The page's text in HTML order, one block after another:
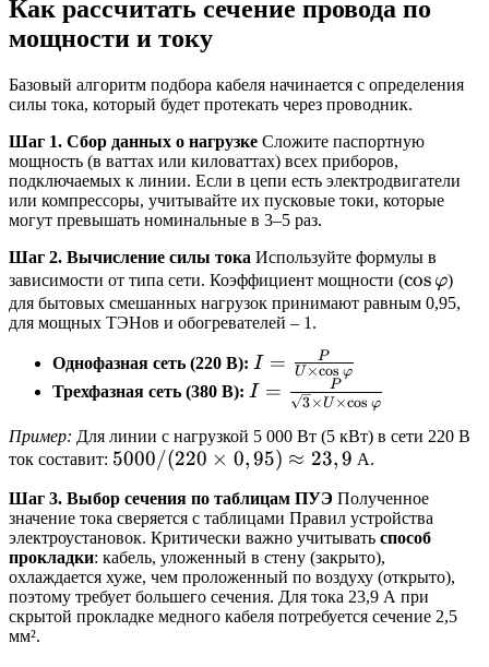
Как рассчитать сечение провода по
мощности и току
Базовый алгоритм подбора кабеля начинается с определения
силы тока, который будет протекать через проводник.
Шаг 1. Сбор данных о нагрузке Сложите паспортную
мощность (в ваттах или киловаттах) всех приборов,
подключаемых к линии. Если в цепи есть электродвигатели
или компрессоры, учитывайте их пусковые токи, которые
могут превышать номинальные в 3–5 раз.
Шаг 2. Вычисление силы тока Используйте формулы в
зависимости от типа сети. Коэффициент мощности (\cos
\varphi
cos φ)
для бытовых смешанных нагрузок принимают равным 0,95,
для мощных ТЭНов и обогревателей – 1.
Однофазная сеть (220 В): I =
\frac{P}
\times
\cos
\varphi}
I = U ×cos φ
P
Трехфазная сеть (380 В): I =
\frac{P}
{\sqrt{3}
\times U
\times
\cos
\varphi}
I = 3×U ×cos φ
P
Пример: Для линии с нагрузкой 5 000 Вт (5 кВт) в сети 220 В
ток составит: 5000 /
\times
0,95)
\approx
23,9
5000/(220 × 0,95) ≈ 23,9 А.
Шаг 3. Выбор сечения по таблицам ПУЭ Полученное
значение тока сверяется с таблицами Правил устройства
электроустановок. Критически важно учитывать способ
прокладки: кабель, уложенный в стену (закрыто),
охлаждается хуже, чем проложенный по воздуху (открыто),
поэтому требует большего сечения. Для тока 23,9 А при
скрытой прокладке медного кабеля потребуется сечение 2,5
мм².